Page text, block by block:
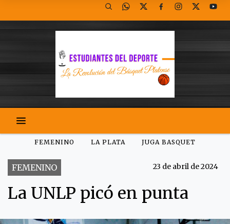
FEMENINO LA PLATA JUGA BASQUET
FEMENINO 23 de abril de 2024
La UNLP picó en punta